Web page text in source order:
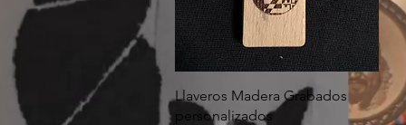
Vista rápida
Llaveros Madera Grabados
personalizados